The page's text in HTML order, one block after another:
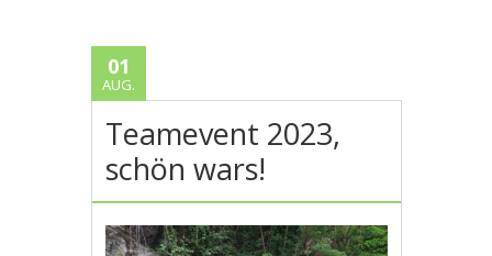
01
AUG.
Teamevent 2023,
schön wars!